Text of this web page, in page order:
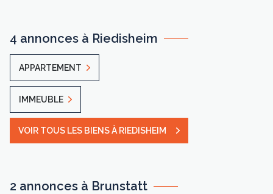
4 annonces à Riedisheim
APPARTEMENT
IMMEUBLE
VOIR TOUS LES BIENS À RIEDISHEIM
2 annonces à Brunstatt